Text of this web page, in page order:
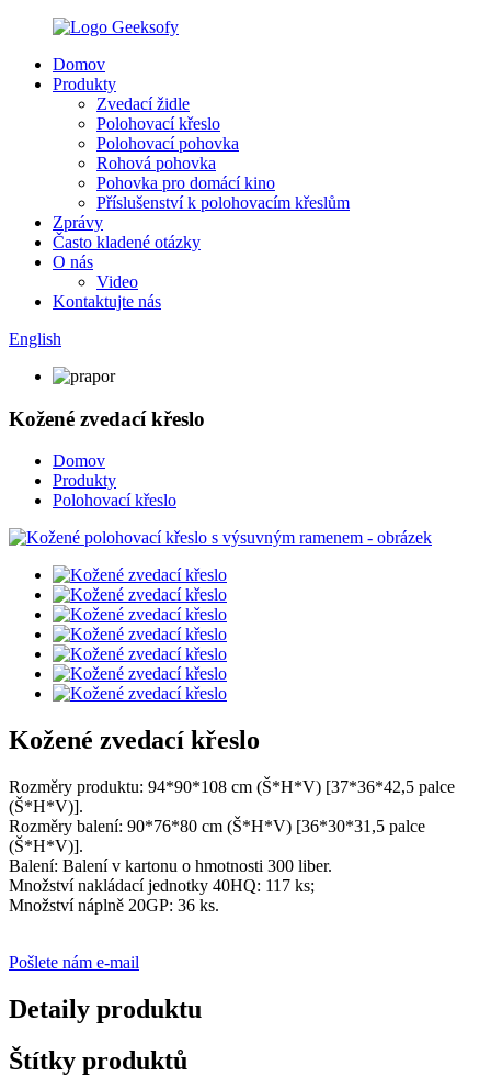
Domov
Produkty
Zvedací židle
Polohovací křeslo
Polohovací pohovka
Rohová pohovka
Pohovka pro domácí kino
Příslušenství k polohovacím křeslům
Zprávy
Často kladené otázky
O nás
Video
Kontaktujte nás
English
Kožené zvedací křeslo
Domov
Produkty
Polohovací křeslo
Kožené zvedací křeslo
Rozměry produktu: 94*90*108 cm (Š*H*V) [37*36*42,5 palce
(Š*H*V)].
Rozměry balení: 90*76*80 cm (Š*H*V) [36*30*31,5 palce
(Š*H*V)].
Balení: Balení v kartonu o hmotnosti 300 liber.
Množství nakládací jednotky 40HQ: 117 ks;
Množství náplně 20GP: 36 ks.
Pošlete nám e-mail
Detaily produktu
Štítky produktů